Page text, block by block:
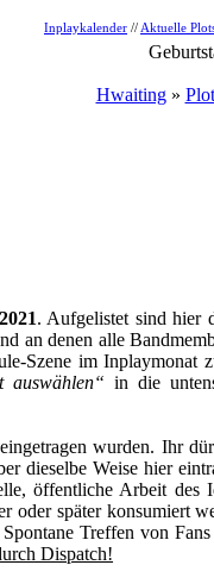
Inplaykalender // Aktuelle
Hwaiting»
. Aufgelistet sind hier
an denen alle
Szene im Inplaymonat
auswählen“ in die
wurden. Ihr
dieselbe Weise hier
öffentliche Arbeit des
oder später konsumiert
Treffen von
Dispatch!